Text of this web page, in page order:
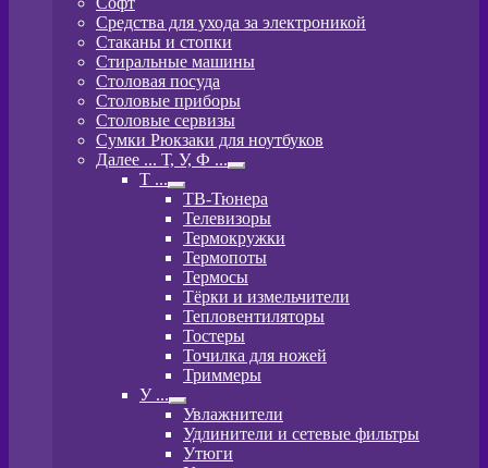
Средства для ухода за электроникой
Стаканы и стопки
Стиральные машины
Столовая посуда
Столовые приборы
Столовые сервизы
Сумки Рюкзаки для ноутбуков
Далее ... Т, У, Ф ...
Развернутое
меню
T ...
Развернутое
вложенное
меню
ТВ-Тюнера
Телевизоры
Термокружки
Термопоты
Термосы
Тёрки и измельчители
Тепловентиляторы
Тостеры
Точилка для ножей
Триммеры
У ...
Развернутое
вложенное
меню
Увлажнители
Удлинители и сетевые фильтры
Утюги